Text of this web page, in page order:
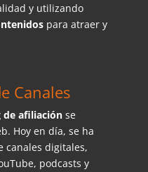
y utilizando
para atraer y
Canales
afiliaciónse
Hoy en día, se ha
canales digitales,
podcasts y